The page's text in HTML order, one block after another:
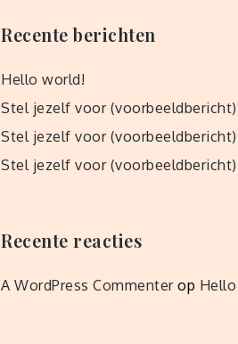
Recente berichten
Hello world!
Stel jezelf voor (voorbeeldbericht)
Stel jezelf voor (voorbeeldbericht)
Stel jezelf voor (voorbeeldbericht)
Recente reacties
A WordPress Commenterop